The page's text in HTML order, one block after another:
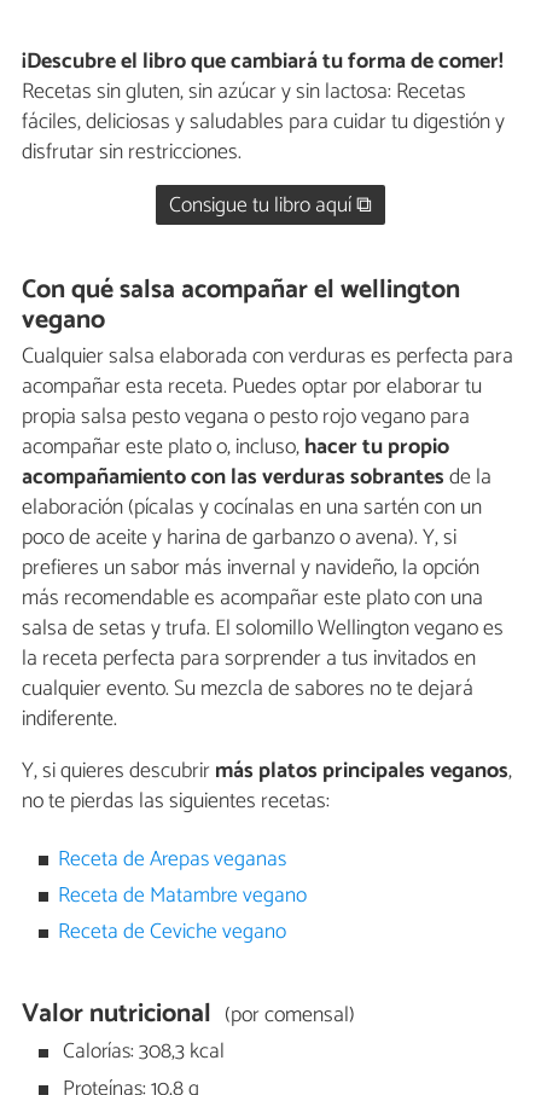
¡Descubre el libro que cambiará tu forma de comer!
Recetas sin gluten, sin azúcar y sin lactosa: Recetas
fáciles, deliciosas y saludables para cuidar tu digestión y
disfrutar sin restricciones.
Consigue tu libro aquí ⧉
Con qué salsa acompañar el wellington
vegano
Cualquier salsa elaborada con verduras es perfecta para
acompañar esta receta. Puedes optar por elaborar tu
propia salsa pesto vegana o pesto rojo vegano para
acompañar este plato o, incluso,hacer tu propio
acompañamiento con las verduras sobrantesde la
elaboración (pícalas y cocínalas en una sartén con un
poco de aceite y harina de garbanzo o avena). Y, si
prefieres un sabor más invernal y navideño, la opción
más recomendable es acompañar este plato con una
salsa de setas y trufa. El solomillo Wellington vegano es
la receta perfecta para sorprender a tus invitados en
cualquier evento. Su mezcla de sabores no te dejará
indiferente.
Y, si quieres descubrirmás platos principales veganos,
no te pierdas las siguientes recetas:
Receta de Arepas veganas
Receta de Matambre vegano
Receta de Ceviche vegano
Valor nutricional (por comensal)
Calorías: 308,3 kcal